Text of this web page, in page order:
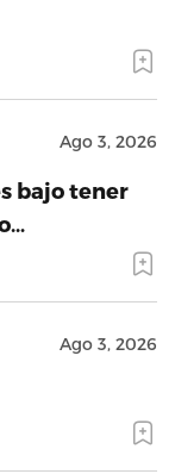
Ago 3, 2026
bajo tener
Ago 3, 2026